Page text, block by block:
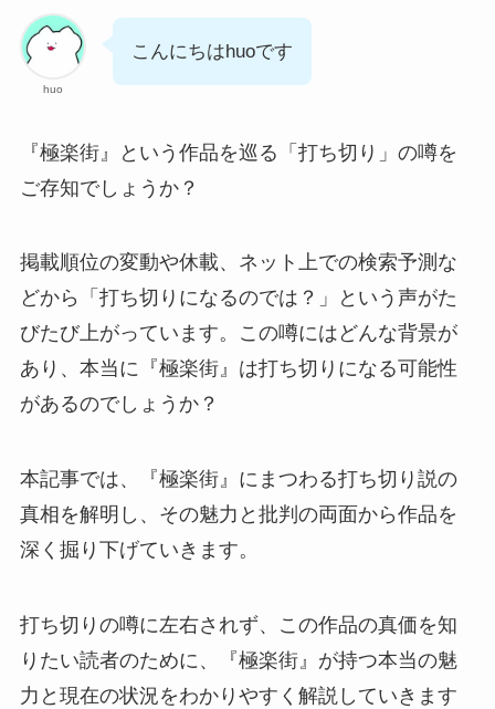
huo
こんにちはhuoです
『極楽街』という作品を巡る「打ち切り」の噂を
ご存知でしょうか？
掲載順位の変動や休載、ネット上での検索予測な
どから「打ち切りになるのでは？」という声がた
びたび上がっています。この噂にはどんな背景が
あり、本当に『極楽街』は打ち切りになる可能性
があるのでしょうか？
本記事では、『極楽街』にまつわる打ち切り説の
真相を解明し、その魅力と批判の両面から作品を
深く掘り下げていきます。
打ち切りの噂に左右されず、この作品の真価を知
りたい読者のために、『極楽街』が持つ本当の魅
力と現在の状況をわかりやすく解説していきます